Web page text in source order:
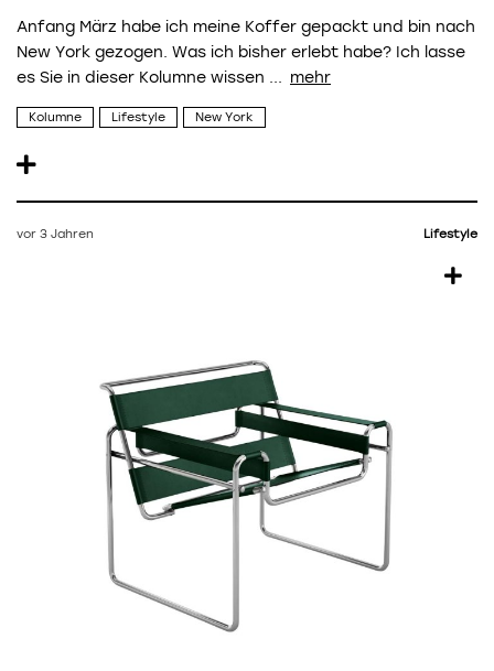
Anfang März habe ich meine Koffer gepackt und bin nach
New York gezogen. Was ich bisher erlebt habe? Ich lasse
es Sie in dieser Kolumne wissen ...
Kolumne Lifestyle New York
vor 3 Jahren Lifestyle